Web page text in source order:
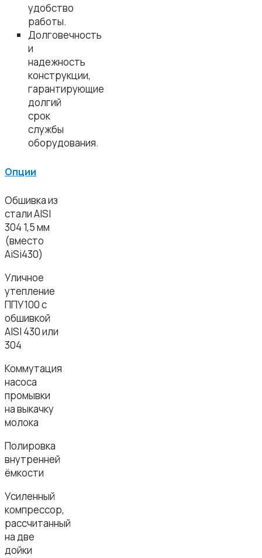
удобство
работы.
Долговечность
и
надежность
конструкции,
гарантирующие
долгий
срок
службы
оборудования.
Опции
Обшивка из
стали AISI
304 1,5 мм
(вместо
AiSi430)
Уличное
утепление
ППУ100 с
обшивкой
AISI 430 или
304
Коммутация
насоса
промывки
на выкачку
молока
Полировка
внутренней
ёмкости
Усиленный
компрессор,
рассчитанный
на две
дойки